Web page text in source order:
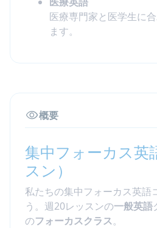
医療専門家と医学生に
ます。
概要
集中フォーカス英
スン）
私たちの集中フォーカス英語
う。週20レッスンの一般英語
のフォーカスクラス。